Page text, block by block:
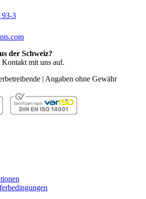
93-3
der Schweiz?
Kontakt mit uns auf.
| Angaben ohne Gewähr